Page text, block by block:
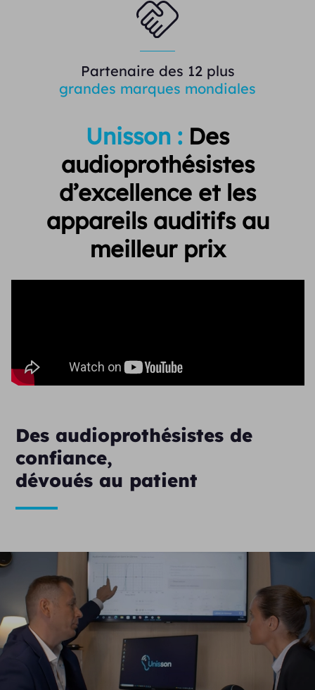
Partenaire des 12 plus
grandes marques mondiales
Unisson : Des
audioprothésistes
d’excellence etles
appareils auditifs au
meilleur prix
Des audioprothésistes de
confiance,
dévoués au patient